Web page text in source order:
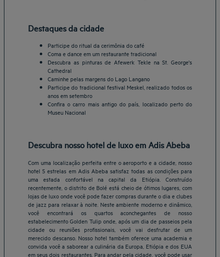
Destaques da cidade
Participe do ritual da cerimônia do café
Coma e dance em um restaurante tradicional
Descubra as pinturas de Afewerk Tekle na St. George's
Cathedral
Caminhe pelas margens do Lago Langano
Participe do tradicional festival Meskel, realizado todos os
anos em setembro
Confira o carro mais antigo do país, localizado perto do
Museu Nacional
Descubra nosso hotel de luxo em Adis Abeba
Com uma localização perfeita entre o aeroporto e a cidade, nosso
hotel 5 estrelas em Adis Abeba satisfaz todas as condições para
uma estada confortável na capital da Etiópia. Construído
recentemente, o distrito de Bolé está cheio de ótimos lugares, com
lojas de luxo onde você pode fazer compras durante o dia e clubes
de jazz para relaxar à noite. Neste ambiente moderno e dinâmico,
você encontrará os quartos aconchegantes de nosso
estabelecimento Golden Tulip onde, após um dia de passeios pela
cidade ou reuniões profissionais, você vai desfrutar de um
merecido descanso. Nosso hotel também oferece uma academia e
convida você a saborear a culinária da Europa, Etiópia e dos EUA
em seus dois restaurantes. Para andar pela cidade, você pode usar
Belo Horizonte Hotéis
Brasília Hotéis
Braga Hotéis